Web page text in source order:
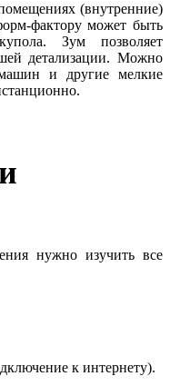
(внутренние)
фактору может быть
Зум позволяет
детализации. Можно
и другие мелкие
нужно изучить все
к интернету).